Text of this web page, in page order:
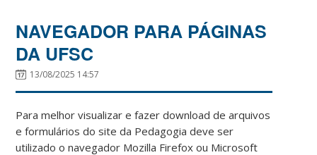
NAVEGADOR PARA PÁGINAS
DA UFSC
13/08/2025 14:57
Para melhor visualizar e fazer download de arquivos
e formulários do site da Pedagogia deve ser
utilizado o navegador Mozilla Firefox ou Microsoft